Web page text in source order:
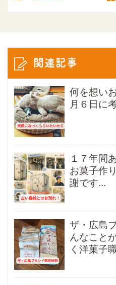
関連記事
何を想い
月６日に
１７年間
お菓子作
謝です...
ザ・広島
んなこと
く洋菓子